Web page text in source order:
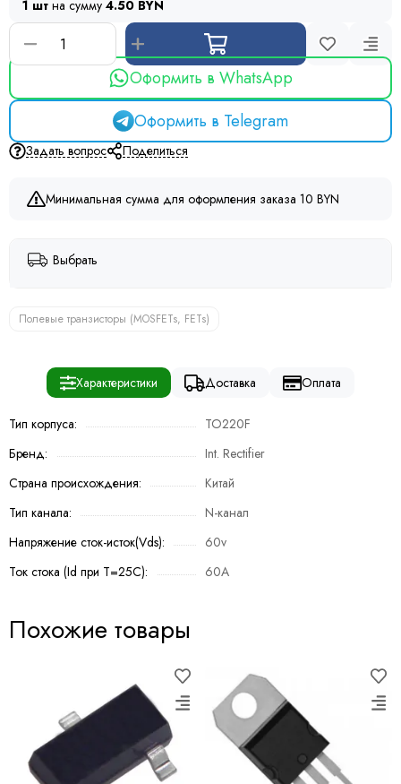
1 шт на сумму 4.50 BYN
Оформить в WhatsApp
Оформить в Telegram
Задать вопрос Поделиться
Минимальная сумма для оформления заказа 10 BYN
Выбрать
Полевые транзисторы (MOSFETs, FETs)
Характеристики Доставка Оплата
Тип корпуса:
TO220F
Бренд:
Int. Rectifier
Страна происхождения:
Китай
Тип канала:
N-канал
Напряжение сток-исток(Vds):
60v
Ток стока (Id при T=25C):
60A
Похожие товары